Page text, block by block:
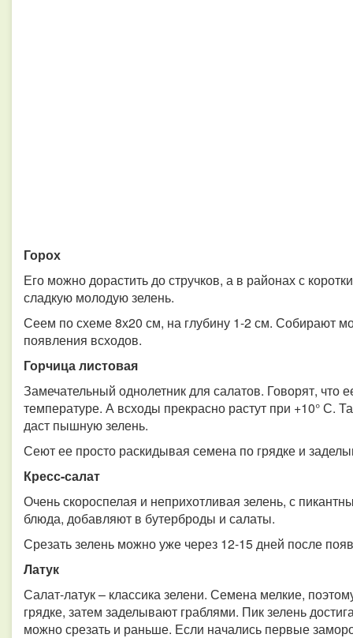
Горох
Его можно дорастить до стручков, а в районах с
сладкую молодую зелень.
Сеем по схеме 8х20 см, на глубину 1-2 см. Собирают
появления всходов.
Горчица листовая
Замечательный однолетник для салатов. Говорят,
температуре. А всходы прекрасно растут при +10° С.
даст пышную зелень.
Сеют ее просто раскидывая семена по грядке и
Кресс-салат
Очень скороспелая и неприхотливая зелень, с
блюда, добавляют в бутерброды и салаты.
Срезать зелень можно уже через 12-15 дней после
Латук
Салат-латук – классика зелени. Семена мелкие,
грядке, затем заделывают граблями. Пик зелень
можно срезать и раньше. Если начались первые